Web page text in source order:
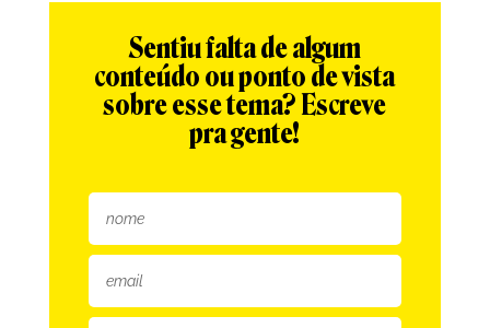
Sentiu falta de algum
conteúdo ou ponto de vista
sobre esse tema? Escreve
pra gente!